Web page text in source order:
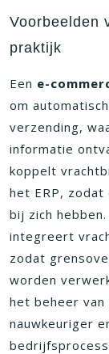
Voorbeelden
praktijk
Een e-
om
verzending,
informatie
koppelt
het ERP,
bij zich hebben.
integreert
zodat
worden
het beheer
nauwkeuriger